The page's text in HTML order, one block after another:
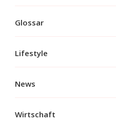
Glossar
Lifestyle
News
Wirtschaft